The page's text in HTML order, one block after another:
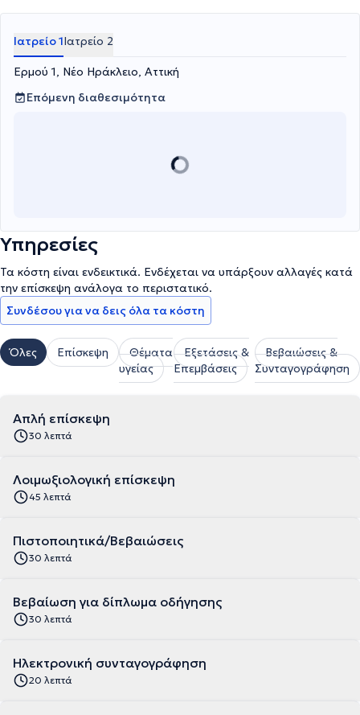
Ιατρείο 1Ιατρείο 2
Ερμού 1, Νέο Ηράκλειο, Αττική
Επόμενη διαθεσιμότητα
Υπηρεσίες
Τα κόστη είναι ενδεικτικά. Ενδέχεται να υπάρξουν αλλαγές κατά
την επίσκεψη ανάλογα το περιστατικό.
Συνδέσου για να δεις όλα τα κόστη
Όλες Επίσκεψη
Θέματα
υγείας
Εξετάσεις &
Επεμβάσεις
Βεβαιώσεις &
Συνταγογράφηση
Απλή επίσκεψη
30 λεπτά
Λοιμωξιολογική επίσκεψη
45 λεπτά
Πιστοποιητικά/Βεβαιώσεις
30 λεπτά
Βεβαίωση για δίπλωμα οδήγησης
30 λεπτά
Ηλεκτρονική συνταγογράφηση
20 λεπτά